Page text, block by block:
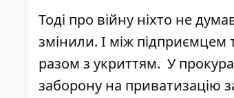
Тоді про війну ніхто не
змінили. І між підприємцем
разом з укриттям. У
заборону на приватизацію